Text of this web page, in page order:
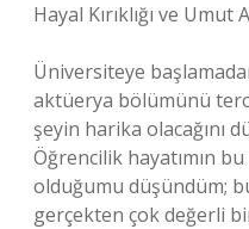
Hayal Kırıklığı ve Umut
Üniversiteye
aktüerya bölümünü
şeyin harika olacağını
Öğrencilik hayatımın bu
olduğumu düşündüm;
gerçekten çok değerli